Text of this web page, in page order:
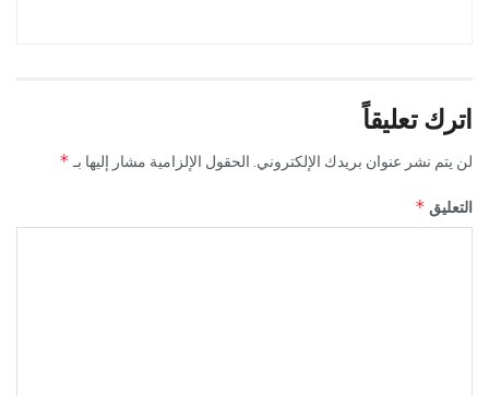
اترك تعليقاً
لن يتم نشر عنوان بريدك الإلكتروني.الحقول الإلزامية مشار إليها بـ*
التعليق*